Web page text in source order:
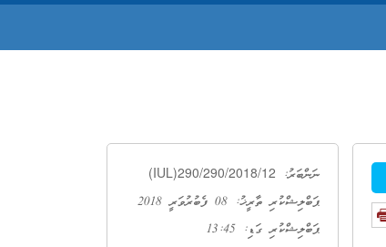
ނަންބަރު: (IUL)290/290/2018/12
ޕަބްލިޝްކުރި ތާރީޚު: 08 ފެބުރުވަރީ 2018
ޕަބްލިޝްކުރި ގަޑި: 13:45